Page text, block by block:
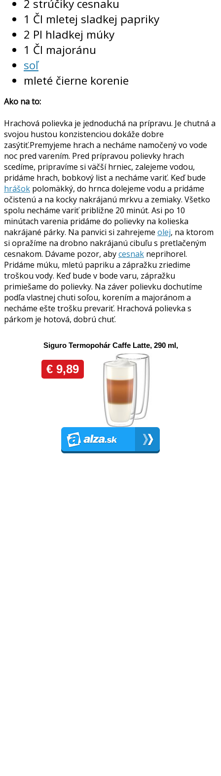
2 strúčiky cesnaku
1 Čl mletej sladkej papriky
2 Pl hladkej múky
1 Čl majoránu
soľ
mleté čierne korenie
Ako na to:
Hrachová polievka je jednoduchá na prípravu. Je chutná a
svojou hustou konzistenciou dokáže dobre
zasýtiť.Premyjeme hrach a necháme namočený vo vode
noc pred varením. Pred prípravou polievky hrach
scedíme, pripravíme si väčší hrniec, zalejeme vodou,
pridáme hrach, bobkový list a necháme variť. Keď bude
hrášok polomäkký, do hrnca dolejeme vodu a pridáme
očistenú a na kocky nakrájanú mrkvu a zemiaky. Všetko
spolu necháme variť približne 20 minút. Asi po 10
minútach varenia pridáme do polievky na kolieska
nakrájané párky. Na panvici si zahrejeme olej, na ktorom
si opražíme na drobno nakrájanú cibuľu s pretlačeným
cesnakom. Dávame pozor, abycesnak neprihorel.
Pridáme múku, mletú papriku a zápražku zriedime
troškou vody. Keď bude v bode varu, zápražku
primiešame do polievky. Na záver polievku dochutíme
podľa vlastnej chuti soľou, korením a majoránom a
necháme ešte trošku prevariť. Hrachová polievka s
párkom je hotová, dobrú chuť.